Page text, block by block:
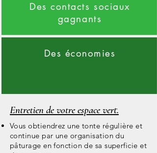
Des contacts sociaux
gagnants
Des économies
Entretien de votre espace vert.
Vous obtiendrez une tonte régulière et
continue par une organisation du
pâturage en fonction de sa superficie et